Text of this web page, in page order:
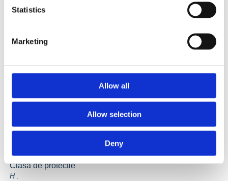
Statistics
Marketing
Allow all
Allow selection
Deny
10-40 A
Clasa de protectie
H .